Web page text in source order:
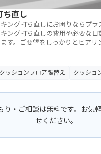
ち直し
ング打ち直しにお困りならプラ
ング打ち直しの費用や必要な
す。ご要望をしっかりとヒアリ
クッションフロア張替え クッショ
り・ご相談は無料です。お気
せください。